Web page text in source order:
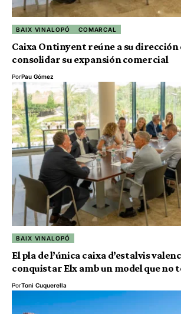
BAIX VINALOPÓ COMARCAL
Caixa Ontinyent reúne a su dirección
consolidar su expansión comercial
PorPau Gómez
BAIX VINALOPÓ
El pla de l’única caixa d’estalvis
conquistar Elx amb un model que no
PorToni Cuquerella